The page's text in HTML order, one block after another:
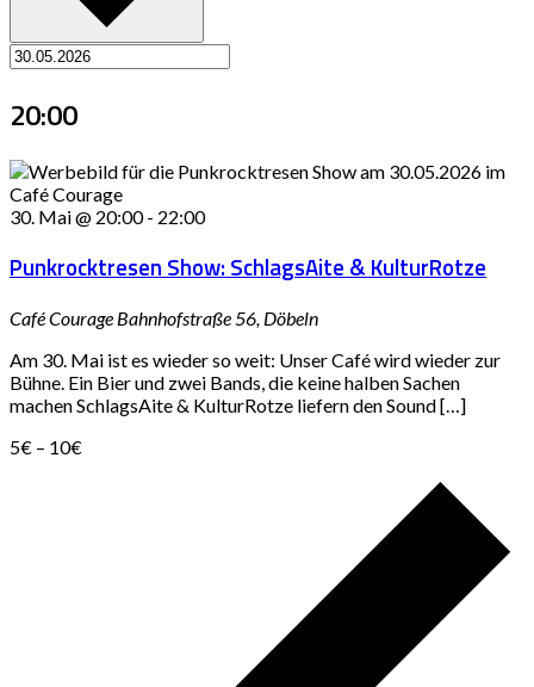
20:00
30. Mai @ 20:00- 22:00
Punkrocktresen Show: SchlagsAite & KulturRotze
Café Courage Bahnhofstraße 56, Döbeln
Am 30. Mai ist es wieder so weit: Unser Café wird wieder zur
Bühne. Ein Bier und zwei Bands, die keine halben Sachen
machen SchlagsAite & KulturRotze liefern den Sound […]
5€ – 10€